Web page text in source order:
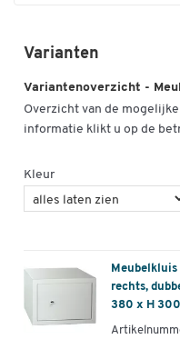
Dikte buitenromp: 1,5
Gewicht: 31 kg
Varianten
Variantenoverzicht -
Overzicht van de
informatie klikt u op de
Kleur
rechts,
380 x H